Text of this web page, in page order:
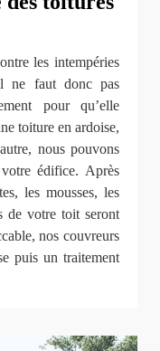
les intempéries
ne faut donc pas
pour qu’elle
toiture en ardoise,
nous pouvons
édifice. Après
les mousses, les
de votre toit seront
nos couvreurs
puis un traitement